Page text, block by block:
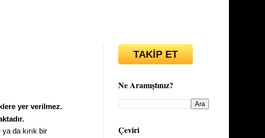
yer verilmez.
da kırık bir
TAKİP ET
Ne Aramıştınız?
Çeviri